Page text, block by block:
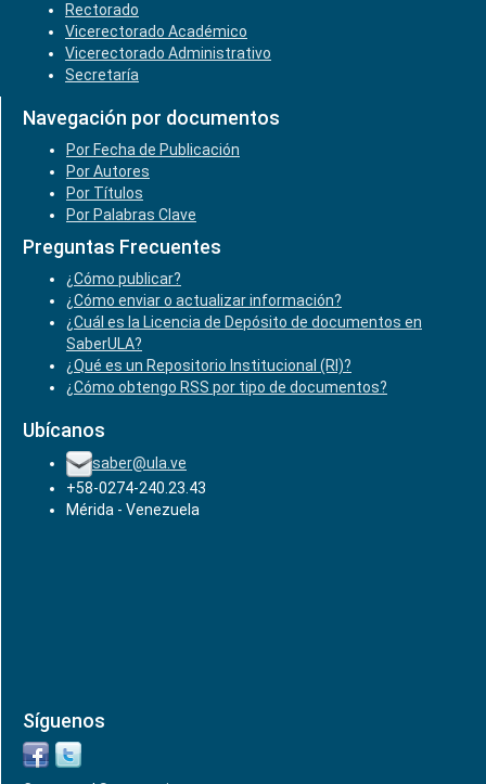
Rectorado
Vicerectorado Académico
Vicerectorado Administrativo
Secretaría
Navegación por documentos
Por Fecha de Publicación
Por Autores
Por Títulos
Por Palabras Clave
Preguntas Frecuentes
¿Cómo publicar?
¿Cómo enviar o actualizar información?
¿Cuál es la Licencia de Depósito de documentos en
SaberULA?
¿Qué es un Repositorio Institucional (RI)?
¿Cómo obtengo RSS por tipo de documentos?
Ubícanos
saber@ula.ve
+58-0274-240.23.43
Mérida - Venezuela
Síguenos